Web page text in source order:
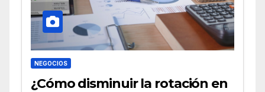
NEGOCIOS
¿Cómo disminuir la rotación en